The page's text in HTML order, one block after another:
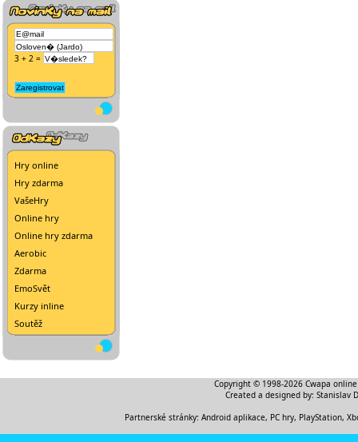
3 + 2 =
Hry online
Hry zdarma
VašeHry
Online hry
Online hry zdarma
Aerobic
Zdarma
EmoSvět
Kurzy inline
Soutěž
Copyright © 1998-2026 Cwapa
Created a designed by: Stanislav
Partnerské stránky: Android aplikace, PC hry, PlayStation,